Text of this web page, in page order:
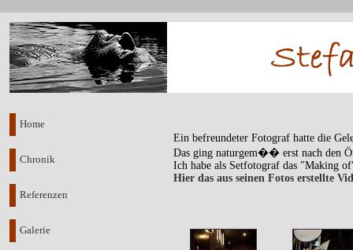
Home
Chronik
Referenzen
Galerie
Ein befreundeter Fotograf hatte die
Das ging naturgem�� erst nach den
Ich habe als Setfotograf das "Making
Hier das aus seinen Fotos erstellte